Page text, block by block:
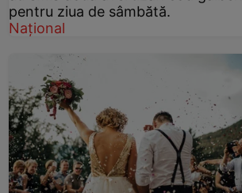
pentru ziua de sâmbătă.
Național